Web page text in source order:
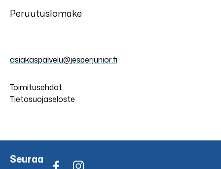
Peruutuslomake
asiakaspalvelu@jesperjunior.fi
Toimitusehdot
Tietosuojaseloste
Seuraa